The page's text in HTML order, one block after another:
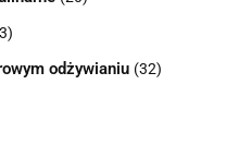
odżywianiu (32)